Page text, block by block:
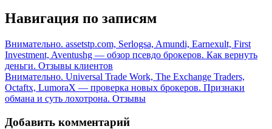
Навигация по записям
Внимательно. assetstp.com, Serlogsa, Amundi, Earnexult, First
Investment, Aventushg — обзор псевдо брокеров. Как вернуть
деньги. Отзывы клиентов
Внимательно. Universal Trade Work, The Exchange Traders,
Octaftx, LumoraX — проверка новых брокеров. Признаки
обмана и суть лохотрона. Отзывы
Добавить комментарий